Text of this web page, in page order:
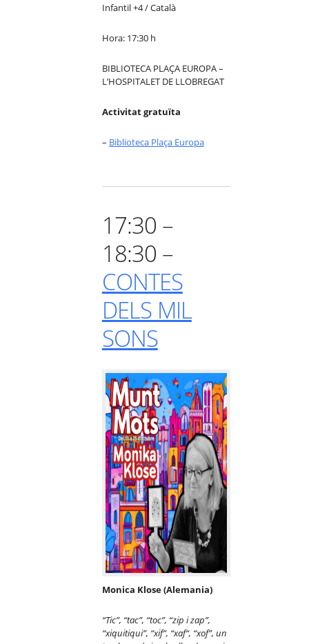
Infantil +4 / Català
Hora: 17:30 h
BIBLIOTECA PLAÇA EUROPA –
L’HOSPITALET DE LLOBREGAT
Activitat gratuïta
– Biblioteca Plaça Europa
17:30 –
18:30 –
CONTES
DELS MIL
SONS
Monica Klose (Alemania)
“Tic”, “tac”, “toc”, “zip i zap”,
“xiquitiqui”, “xif”, “xaf“, “xof”, un